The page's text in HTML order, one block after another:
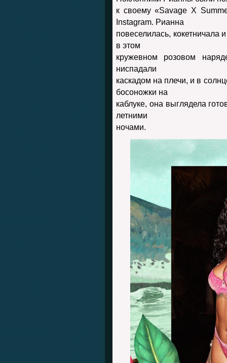
к своему «Savage X
Instagram. Рианна
повеселилась, кокетничала
в этом
кружевном розовом
ниспадали
каскадом на плечи, и в
босоножки на
каблуке, она выглядела
летними
ночами.